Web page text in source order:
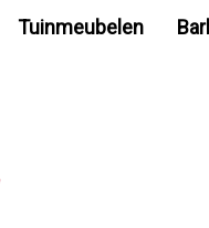
Tuinmeubelen